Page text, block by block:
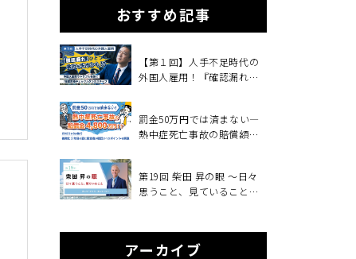
おすすめ記事
【第１回】人手不足時代の
外国人雇用！『確認漏れ』
罰金50万円では済まない―
熱中症死亡事故の賠償額
と～2025年6月施行・職場の
熱中症対策義務化を中小企
第19回 柴田 昇の眼 ～日々
思うこと、見ていること～
アーカイブ